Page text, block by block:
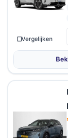
Vergelijken